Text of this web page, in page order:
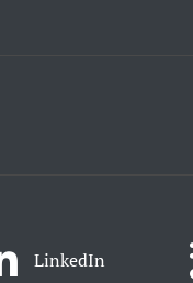
LinkedIn